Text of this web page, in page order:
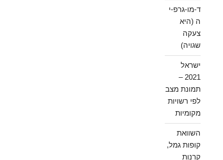
ד-מו-גרפ-י
ה (היא
צעקה
שגויה)
ישראל
2021 –
תמונת מצב
לפי רשויות
מקומיות
השוואת
קופות גמל,
קרנות